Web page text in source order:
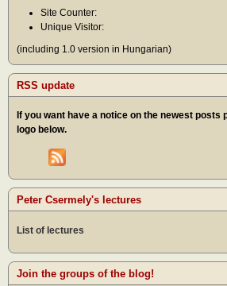
Site Counter:
Unique Visitor:
(including 1.0 version in Hungarian)
RSS update
If you want have a notice on the newest posts
logo below.
Peter Csermely's lectures
List of lectures
Join the groups of the blog!